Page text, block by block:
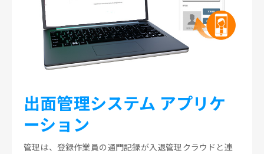
出面管理システム アプリケ
ーション
管理は、登録作業員の通門記録が入退管理クラウドと連